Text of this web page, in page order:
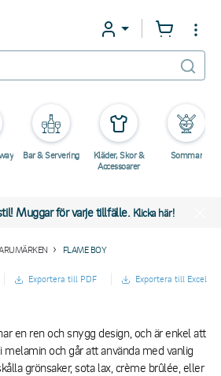
Bar & Servering
Kläder, Skor &
Accessoarer
Sommar
Muggar för varje tillfälle. Klicka här!
FLAME BOY
Exportera till PDF Exportera till Excel
en ren och snygg design, och är enkel att
melamin och går att använda med vanlig
grönsaker, sota lax, crème brûlée, eller